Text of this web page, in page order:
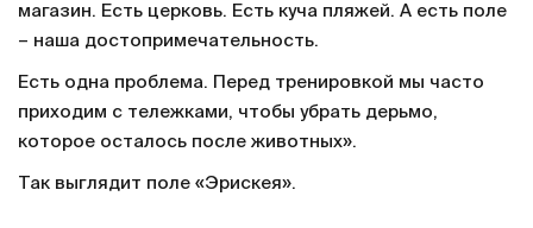
магазин. Есть церковь. Есть куча пляжей. А есть поле
– наша достопримечательность.
Есть одна проблема. Перед тренировкой мы часто
приходим с тележками, чтобы убрать дерьмо,
которое осталось после животных».
Так выглядит поле «Эрискея».